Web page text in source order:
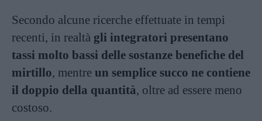
Secondo alcune ricerche effettuate in tempi
recenti, in realtà gli integratori presentano
tassi molto bassi delle sostanze benefiche del
mirtillo, mentre un semplice succo ne contiene
il doppio della quantità, oltre ad essere meno
costoso.